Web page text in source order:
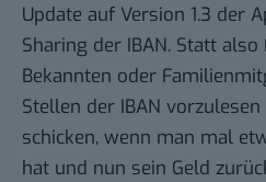
Update auf Version 1.3 der
Sharing der IBAN. Statt also
Bekannten oder
Stellen der IBAN
schicken, wenn man mal
hat und nun sein Geld